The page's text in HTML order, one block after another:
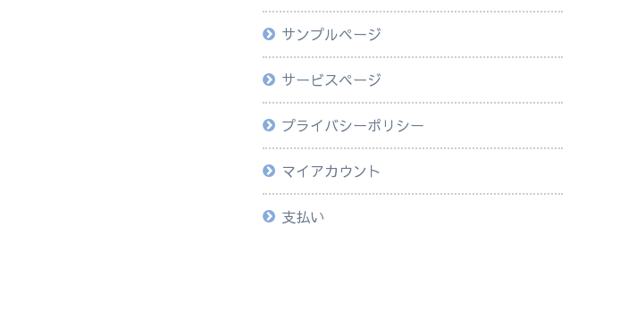
サンプルページ
サービスページ
プライバシーポリシー
マイアカウント
支払い